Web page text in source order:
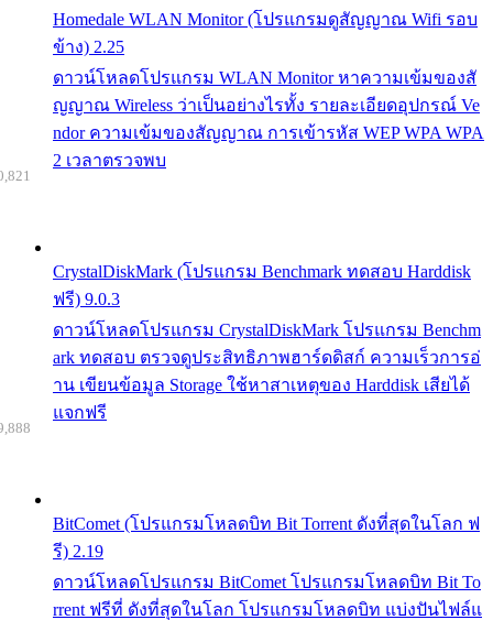
Homedale WLAN Monitor (โปรแกรมดูสัญญาณ Wifi รอบ
ข้าง) 2.25
ดาวน์โหลดโปรแกรม WLAN Monitor หาความเข้มของสั
ญญาณ Wireless ว่าเป็นอย่างไรทั้ง รายละเอียดอุปกรณ์ Ve
ndor ความเข้มของสัญญาณ การเข้ารหัส WEP WPA WPA
2 เวลาตรวจพบ
CrystalDiskMark (โปรแกรม Benchmark ทดสอบ Harddisk
ฟรี) 9.0.3
ดาวน์โหลดโปรแกรม CrystalDiskMark โปรแกรม Benchm
ark ทดสอบ ตรวจดูประสิทธิภาพฮาร์ดดิสก์ ความเร็วการอ่
าน เขียนข้อมูล Storage ใช้หาสาเหตุของ Harddisk เสียได้
แจกฟรี
BitComet (โปรแกรมโหลดบิท Bit Torrent ดังที่สุดในโลก ฟ
รี) 2.19
ดาวน์โหลดโปรแกรม BitComet โปรแกรมโหลดบิท Bit To
rrent ฟรีที่ ดังที่สุดในโลก โปรแกรมโหลดบิท แบ่งปันไฟล์แ